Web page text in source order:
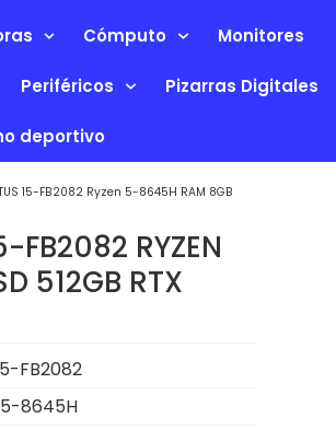
Cómputo Monitores
Periféricos Pizarras Digitales
deportivo
15-FB2082 Ryzen 5-8645H RAM 8GB
FB2082 RYZEN
512GB RTX
FB2082
8645H